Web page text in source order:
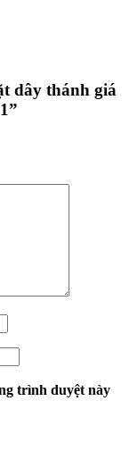
dây thánh giá
trình duyệt này